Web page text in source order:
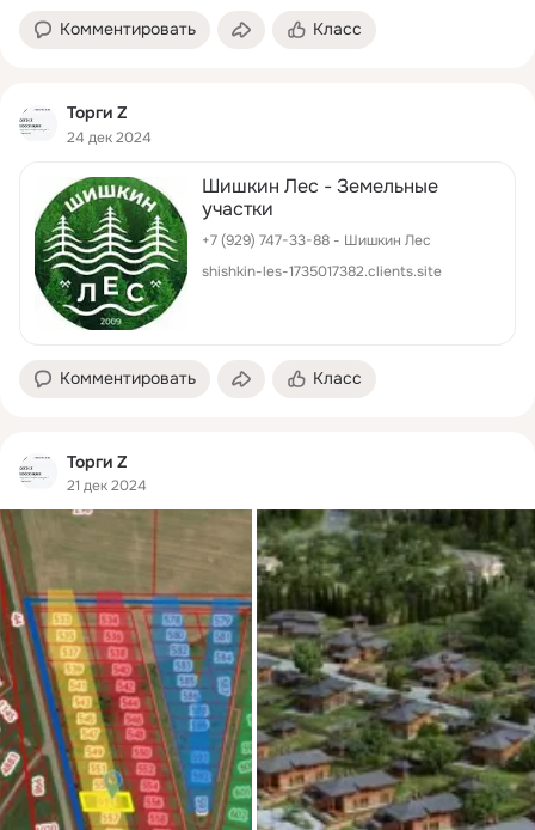
Комментировать Класс
Торги Z
24 дек 2024
Шишкин Лес - Земельные
участки
+7 (929) 747-33-88 - Шишкин Лес
shishkin-les-1735017382.clients.site
Комментировать Класс
Торги Z
21 дек 2024